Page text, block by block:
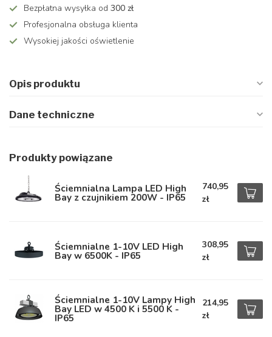
Bezpłatna wysyłka od 300 zł
Profesjonalna obsługa klienta
Wysokiej jakości oświetlenie
Opis produktu
Dane techniczne
Produkty powiązane
Ściemnialna Lampa LED High
Bay z czujnikiem 200W - IP65
740,95
zł
Ściemnialne 1-10V LED High
Bay w 6500K - IP65
308,95
zł
Ściemnialne 1-10V Lampy High
Bay LED w 4500 K i 5500 K -
IP65
214,95
zł